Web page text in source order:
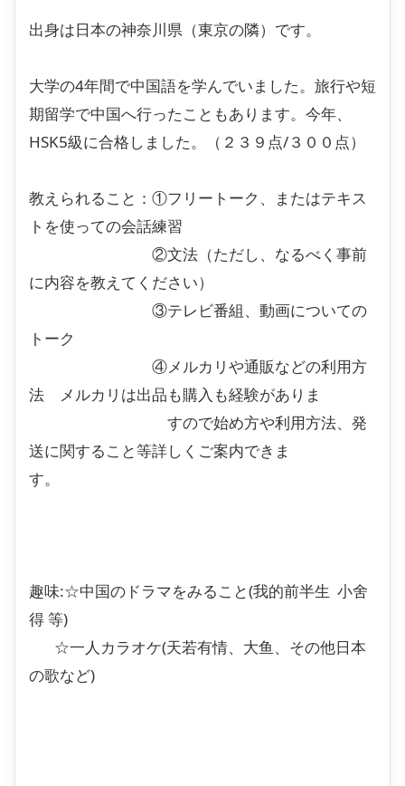
出身は日本の神奈川県（東京の隣）です。
大学の4年間で中国語を学んでいました。旅行や短
期留学で中国へ行ったこともあります。今年、
HSK5級に合格しました。（２３９点/３００点）
教えられること：①フリートーク、またはテキス
トを使っての会話練習
②文法（ただし、なるべく事前
に内容を教えてください）
③テレビ番組、動画についての
トーク
④メルカリや通販などの利用方
法 メルカリは出品も購入も経験がありま
すので始め方や利用方法、発
送に関すること等詳しくご案内できま
す。
趣味:☆中国のドラマをみること(我的前半生 小舍
得 等)
☆一人カラオケ(天若有情、大鱼、その他日本
の歌など)